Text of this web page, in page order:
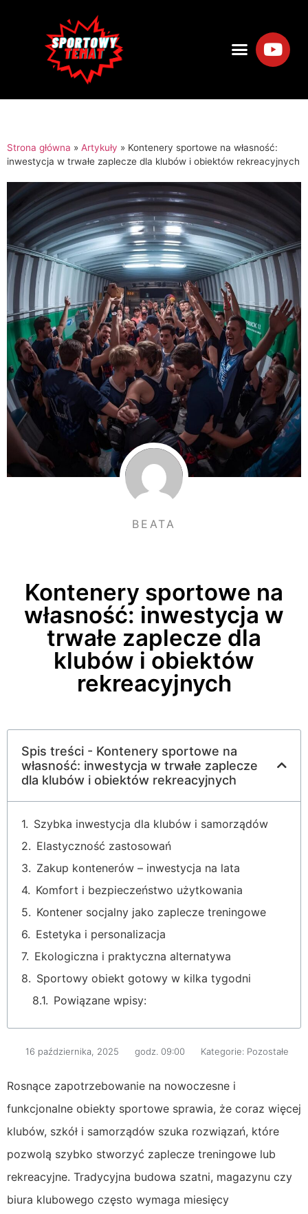
Strona główna » Artykuły » Kontenery sportowe na własność:
inwestycja w trwałe zaplecze dla klubów i obiektów rekreacyjnych
BEATA
Kontenery sportowe na
własność: inwestycja w
trwałe zaplecze dla
klubów i obiektów
rekreacyjnych
Spis treści - Kontenery sportowe na
własność: inwestycja w trwałe zaplecze
dla klubów i obiektów rekreacyjnych
Szybka inwestycja dla klubów i samorządów
Elastyczność zastosowań
Zakup kontenerów – inwestycja na lata
Komfort i bezpieczeństwo użytkowania
Kontener socjalny jako zaplecze treningowe
Estetyka i personalizacja
Ekologiczna i praktyczna alternatywa
Sportowy obiekt gotowy w kilka tygodni
Powiązane wpisy:
16 października, 2025 godz. 09:00 Kategorie: Pozostałe
Rosnące zapotrzebowanie na nowoczesne i
funkcjonalne obiekty sportowe sprawia, że coraz więcej
klubów, szkół i samorządów szuka rozwiązań, które
pozwolą szybko stworzyć zaplecze treningowe lub
rekreacyjne. Tradycyjna budowa szatni, magazynu czy
biura klubowego często wymaga miesięcy